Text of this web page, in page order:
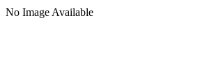
No Image Available